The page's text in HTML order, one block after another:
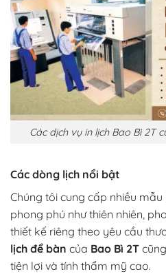
Các dịch vụ in lịch Bao Bì 2T
Các dòng lịch nổi bật
Chúng tôi cung cấp nhiều mẫu
phong phú như thiên nhiên,
thiết kế riêng theo yêu cầu
lịch để bàn của Bao Bì 2T
tiện lợi và tính thẩm mỹ cao.